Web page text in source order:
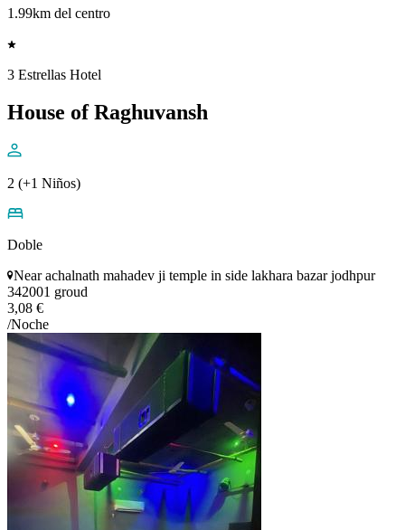
1.99km del centro
3 Estrellas Hotel
House of Raghuvansh
2 (+1 Niños)
Doble
Near achalnath mahadev ji temple in side lakhara bazar jodhpur
342001 groud
3,08 €
/Noche